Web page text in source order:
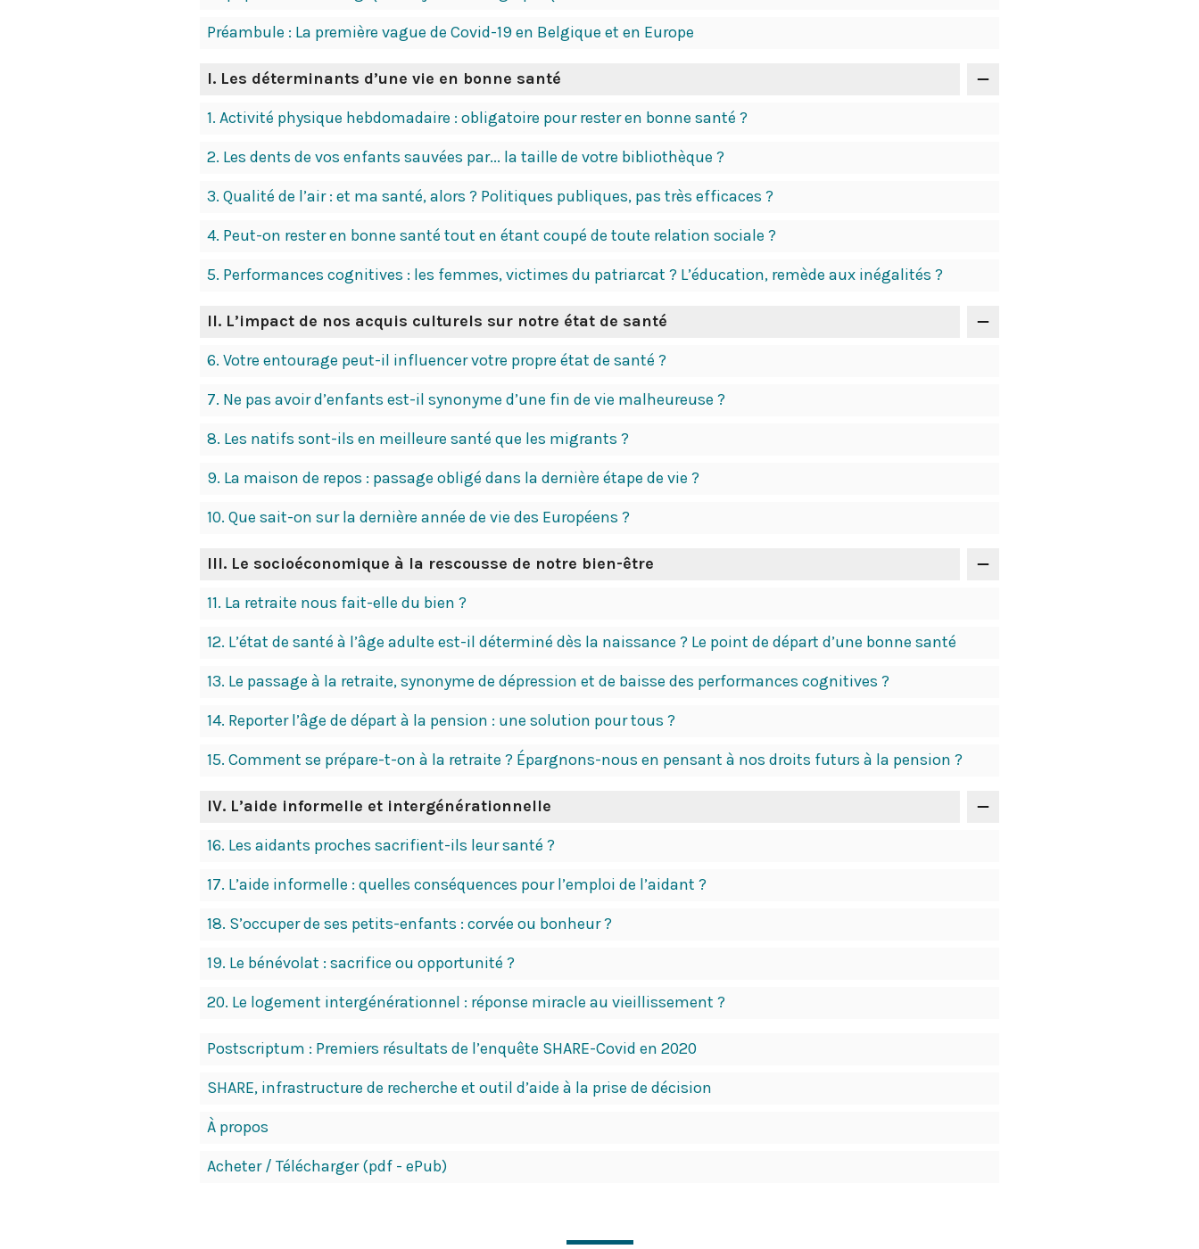
Navigation
Préambule : La première vague de Covid-19 en Belgique et en Europe
I. Les déterminants d’une vie en bonne santé
1. Activité physique hebdomadaire : obligatoire pour rester en bonne santé ?
2. Les dents de vos enfants sauvées par... la taille de votre bibliothèque ?
3. Qualité de l’air : et ma santé, alors ? Politiques publiques, pas très efficaces ?
4. Peut-on rester en bonne santé tout en étant coupé de toute relation sociale ?
5. Performances cognitives : les femmes, victimes du patriarcat ? L’éducation, remède aux inégalités ?
II. L’impact de nos acquis culturels sur notre état de santé
6. Votre entourage peut-il influencer votre propre état de santé ?
7. Ne pas avoir d’enfants est-il synonyme d’une fin de vie malheureuse ?
8. Les natifs sont-ils en meilleure santé que les migrants ?
9. La maison de repos : passage obligé dans la dernière étape de vie ?
10. Que sait-on sur la dernière année de vie des Européens ?
III. Le socioéconomique à la rescousse de notre bien-être
11. La retraite nous fait-elle du bien ?
12. L’état de santé à l’âge adulte est-il déterminé dès la naissance ? Le point de départ d’une bonne santé
13. Le passage à la retraite, synonyme de dépression et de baisse des performances cognitives ?
14. Reporter l’âge de départ à la pension : une solution pour tous ?
15. Comment se prépare-t-on à la retraite ? Épargnons-nous en pensant à nos droits futurs à la pension ?
IV. L’aide informelle et intergénérationnelle
16. Les aidants proches sacrifient-ils leur santé ?
17. L’aide informelle : quelles conséquences pour l’emploi de l’aidant ?
18. S’occuper de ses petits-enfants : corvée ou bonheur ?
19. Le bénévolat : sacrifice ou opportunité ?
20. Le logement intergénérationnel : réponse miracle au vieillissement ?
Postscriptum : Premiers résultats de l’enquête SHARE-Covid en 2020
SHARE, infrastructure de recherche et outil d’aide à la prise de décision
À propos
Acheter / Télécharger (pdf - ePub)